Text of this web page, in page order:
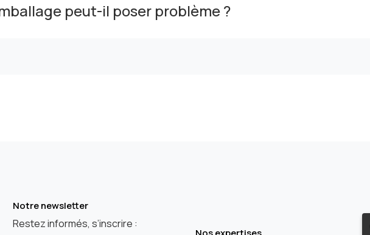
peut-il poser problème ?
Notre newsletter
Restez informés, s’inscrire :